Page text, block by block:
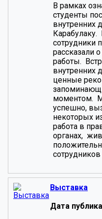
В рамках
студенты
внутренних
Карабулаку.
сотрудники
рассказали
работы.
внутренних
ценные
моментом.
успешно,
некоторых
работа в
органах,
Выставка
Дата